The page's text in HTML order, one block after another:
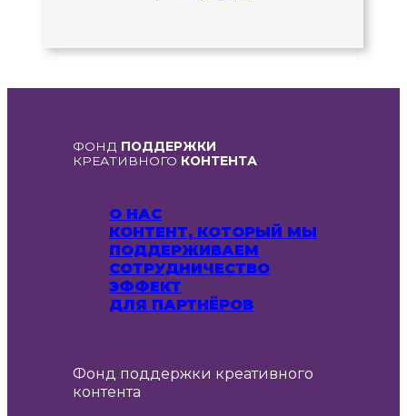
ФОНД ПОДДЕРЖКИ
КРЕАТИВНОГО КОНТЕНТА
О НАС
КОНТЕНТ, КОТОРЫЙ МЫ
ПОДДЕРЖИВАЕМ
СОТРУДНИЧЕСТВО
ЭФФЕКТ
ДЛЯ ПАРТНЁРОВ
Фонд поддержки креативного
контента